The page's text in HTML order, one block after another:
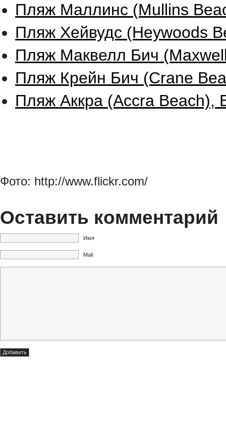
Пляж Маллинс (Mullins
Пляж Хейвудс (Heywoods
Пляж Маквелл Бич
Пляж Крейн Бич (Crane
Пляж Аккра (Accra Beach),
Фото: http://www.flickr.com/
Оставить комментарий
Имя
Mail